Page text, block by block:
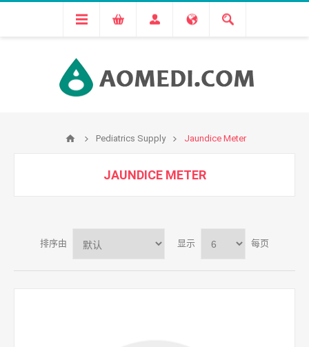
Pediatrics Supply Jaundice Meter
JAUNDICE METER
排序由 显示 每页